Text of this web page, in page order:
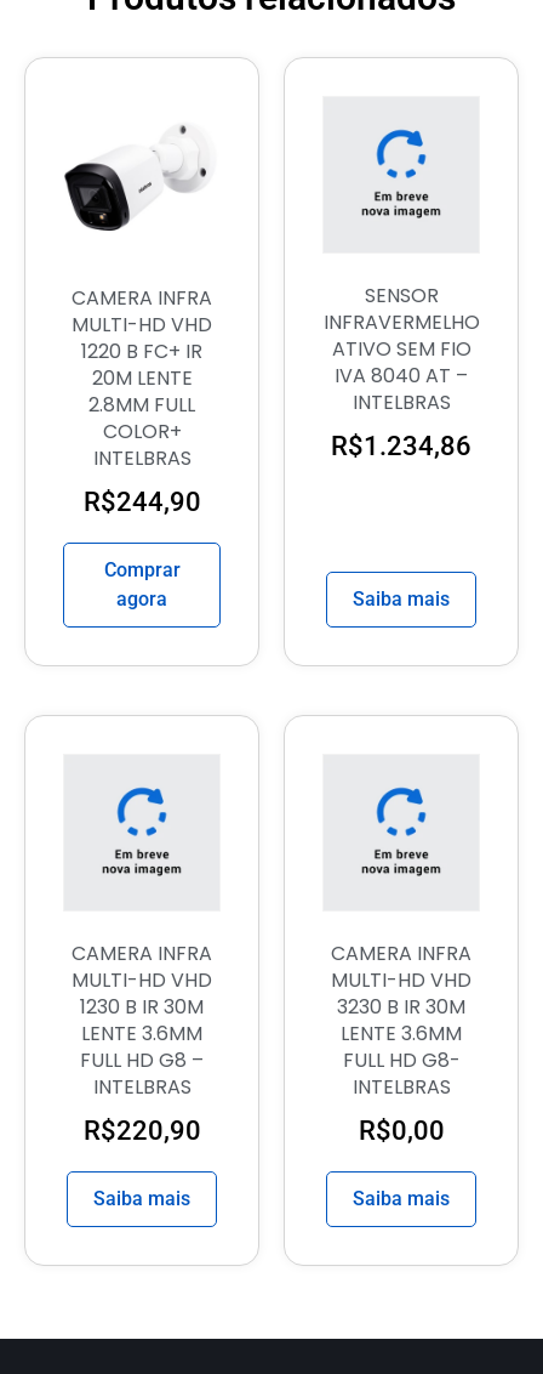
CAMERA INFRA
MULTI-HD VHD
1220 B FC+ IR
20M LENTE
2.8MM FULL
COLOR+
INTELBRAS
R$244,90
Comprar
agora
SENSOR
INFRAVERMELHO
ATIVO SEM FIO
IVA 8040 AT –
INTELBRAS
R$1.234,86
Saiba mais
CAMERA INFRA
MULTI-HD VHD
1230 B IR 30M
LENTE 3.6MM
FULL HD G8 –
INTELBRAS
R$220,90
Saiba mais
CAMERA INFRA
MULTI-HD VHD
3230 B IR 30M
LENTE 3.6MM
FULL HD G8-
INTELBRAS
R$0,00
Saiba mais